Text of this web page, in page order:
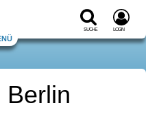
Suche Login
Berlin